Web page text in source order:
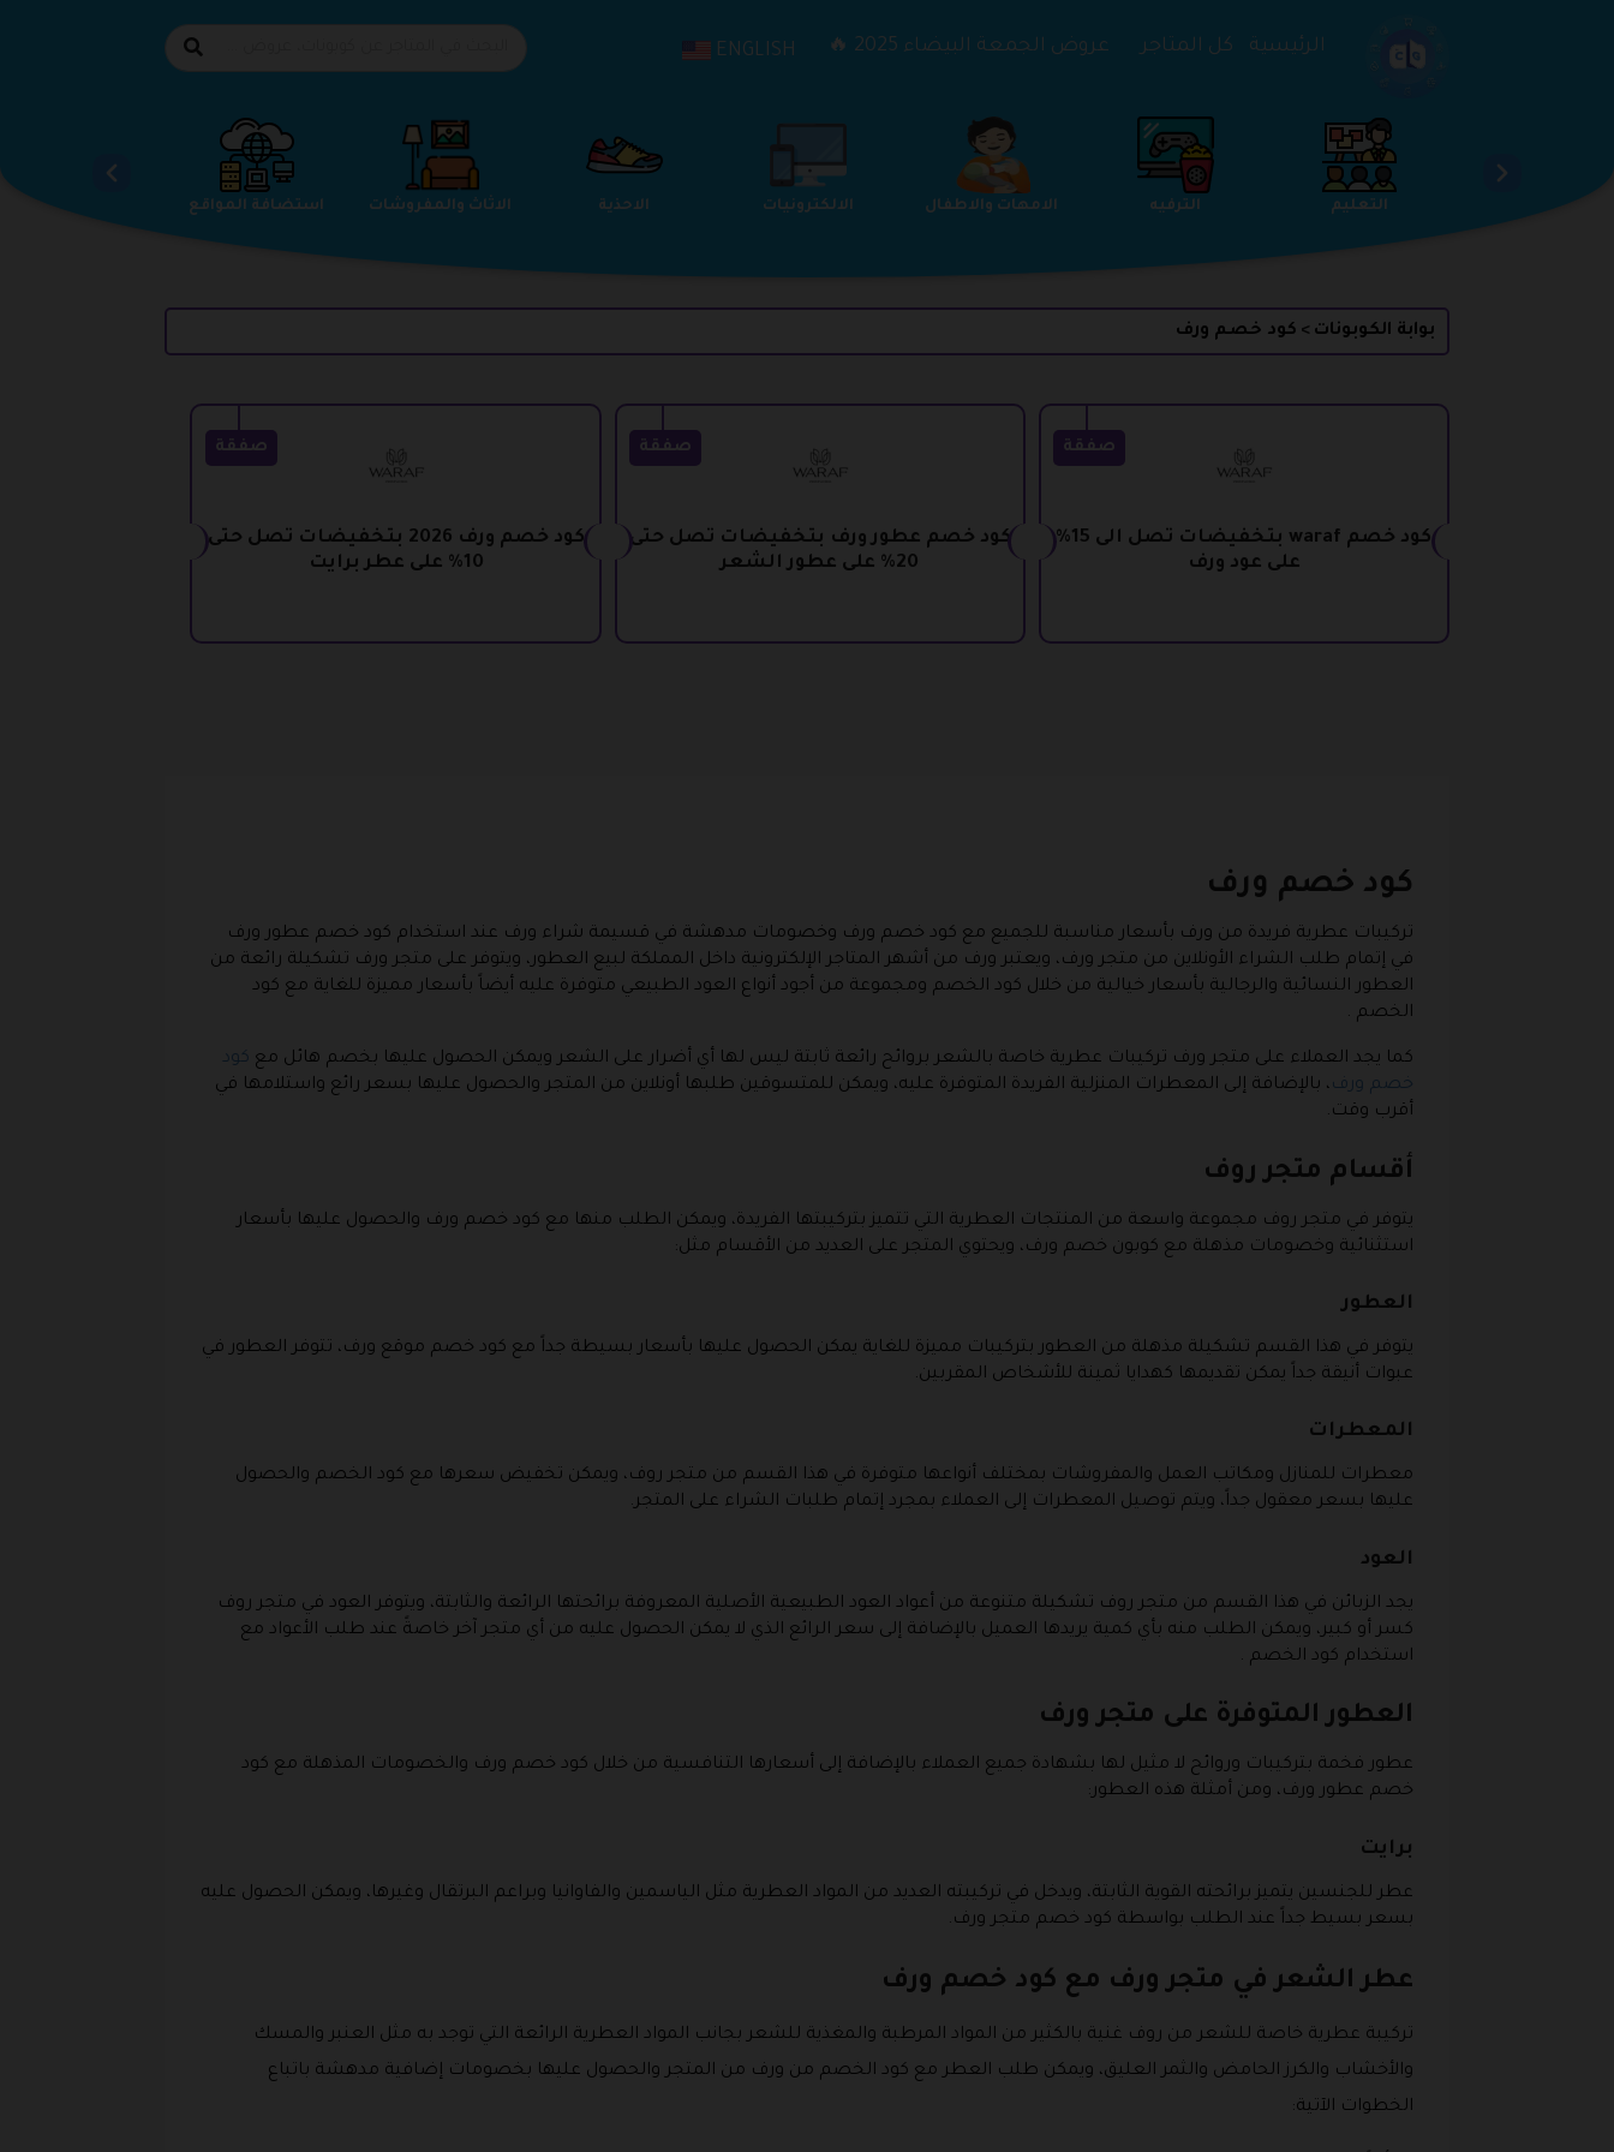
الرئيسية كل المتاجر عروض الجمعة البيضاء 2025 🔥 ENGLISH
استضافة المواقع الاثاث والمفروشات الاحذية الالكترونيات الامهات والاطفال الترفيه التعليم الجمال والعناية الخدمات
بوابة الكوبونات > كود خصم ورف
صفقة
كود خصم waraf بتخفيضات تصل الى 15%
على عود ورف
صفقة
كود خصم عطور ورف بتخفيضات تصل حتى
20% على عطور الشعر
صفقة
كود خصم ورف 2026 بتخفيضات تصل حتى
10% على عطر برايت
كود خصم ورف
تركيبات عطرية فريدة من ورف بأسعار مناسبة للجميع مع كود خصم ورف وخصومات مدهشة في قسيمة شراء ورف عند استخدام كود خصم عطور ورف
في إتمام طلب الشراء الأونلاين من متجر ورف، ويعتبر ورف من أشهر المتاجر الإلكترونية داخل المملكة لبيع العطور، ويتوفر على متجر ورف تشكيلة رائعة من
العطور النسائية والرجالية بأسعار خيالية من خلال كود الخصم ومجموعة من أجود أنواع العود الطبيعي متوفرة عليه أيضاً بأسعار مميزة للغاية مع كود
الخصم .
كما يجد العملاء على متجر ورف تركيبات عطرية خاصة بالشعر بروائح رائعة ثابتة ليس لها أي أضرار على الشعر ويمكن الحصول عليها بخصم هائل مع كود
خصم ورف، بالإضافة إلى المعطرات المنزلية الفريدة المتوفرة عليه، ويمكن للمتسوقين طلبها أونلاين من المتجر والحصول عليها بسعر رائع واستلامها في
أقرب وقت.
أقسام متجر روف
يتوفر في متجر روف مجموعة واسعة من المنتجات العطرية التي تتميز بتركيبتها الفريدة، ويمكن الطلب منها مع كود خصم ورف والحصول عليها بأسعار
استثنائية وخصومات مذهلة مع كوبون خصم ورف، ويحتوي المتجر على العديد من الأقسام مثل:
العطور
يتوفر في هذا القسم تشكيلة مذهلة من العطور بتركيبات مميزة للغاية يمكن الحصول عليها بأسعار بسيطة جداً مع كود خصم موقع ورف، تتوفر العطور في
عبوات أنيقة جداً يمكن تقديمها كهدايا ثمينة للأشخاص المقربين.
المعطرات
معطرات للمنازل ومكاتب العمل والمفروشات بمختلف أنواعها متوفرة في هذا القسم من متجر روف، ويمكن تخفيض سعرها مع كود الخصم والحصول
عليها بسعر معقول جداً، ويتم توصيل المعطرات إلى العملاء بمجرد إتمام طلبات الشراء على المتجر.
العود
يجد الزبائن في هذا القسم من متجر روف تشكيلة متنوعة من أعواد العود الطبيعية الأصلية المعروفة برائحتها الرائعة والثابتة، ويتوفر العود في متجر روف
كسر أو كبير، ويمكن الطلب منه بأي كمية يريدها العميل بالإضافة إلى سعر الرائع الذي لا يمكن الحصول عليه من أي متجر آخر خاصةً عند طلب الأعواد مع
استخدام كود الخصم .
العطور المتوفرة على متجر ورف
عطور فخمة بتركيبات وروائح لا مثيل لها بشهادة جميع العملاء بالإضافة إلى أسعارها التنافسية من خلال كود خصم ورف والخصومات المذهلة مع كود
خصم عطور ورف، ومن أمثلة هذه العطور:
برايت
عطر للجنسين يتميز برائحته القوية الثابتة، ويدخل في تركيبته العديد من المواد العطرية مثل الياسمين والفاوانيا وبراعم البرتقال وغيرها، ويمكن الحصول عليه
بسعر بسيط جداً عند الطلب بواسطة كود خصم متجر ورف.
عطر الشعر في متجر ورف مع كود خصم ورف
تركيبة عطرية خاصة للشعر من روف غنية بالكثير من المواد المرطبة والمغذية للشعر بجانب المواد العطرية الرائعة التي توجد به مثل العنبر والمسك
والأخشاب والكرز الحامض والثمر العليق، ويمكن طلب العطر مع كود الخصم من ورف من المتجر والحصول عليها بخصومات إضافية مدهشة باتباع
الخطوات الآتية: